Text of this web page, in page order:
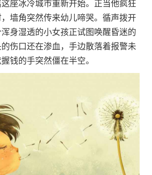
座冰冷城市重新开始。正当他疯狂
墙角突然传来幼儿啼哭。循声拨开
身湿透的小女孩正试图唤醒昏迷的
伤口还在渗血，手边散落着报警未
钱的手突然僵在半空。